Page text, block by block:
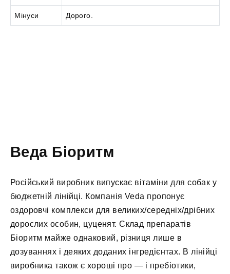
Мінуси Дорого.
Веда Біоритм
Російський виробник випускає вітаміни для собак у
бюджетній лінійці. Компанія Veda пропонує
оздоровчі комплекси для великих/середніх/дрібних
дорослих особин, цуценят. Склад препаратів
Біоритм майже однаковий, різниця лише в
дозуваннях і деяких доданих інгредієнтах. В лінійці
виробника також є хороші про — і пребіотики,